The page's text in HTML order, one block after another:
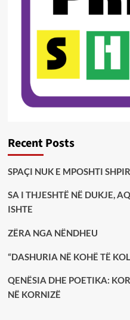
Recent Posts
SPAÇI NUK E MPOSHTI
SA I THJESHTË NË DUKJE,
ISHTE
ZËRA NGA NËNDHEU
“DASHURIA NË KOHË TË
QENËSIA DHE POETIKA:
NË KORNIZË